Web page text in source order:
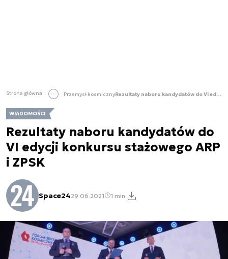
Strona główna Przemysł kosmiczny Rezultaty naboru kandydatów do VI edycji konkursu stażowego ARP i ZPSK
WIADOMOŚCI
Rezultaty naboru kandydatów do
VI edycji konkursu stażowego ARP
i ZPSK
Space2429.06.2021 1 min.